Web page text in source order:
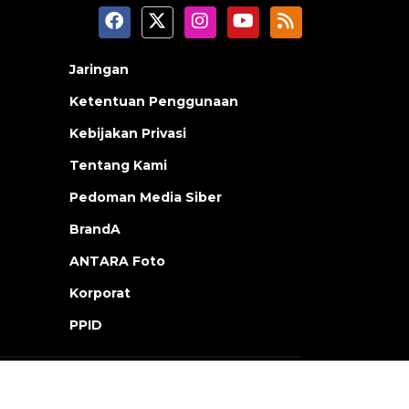
Jaringan
Ketentuan Penggunaan
Kebijakan Privasi
Tentang Kami
Pedoman Media Siber
BrandA
ANTARA Foto
Korporat
PPID